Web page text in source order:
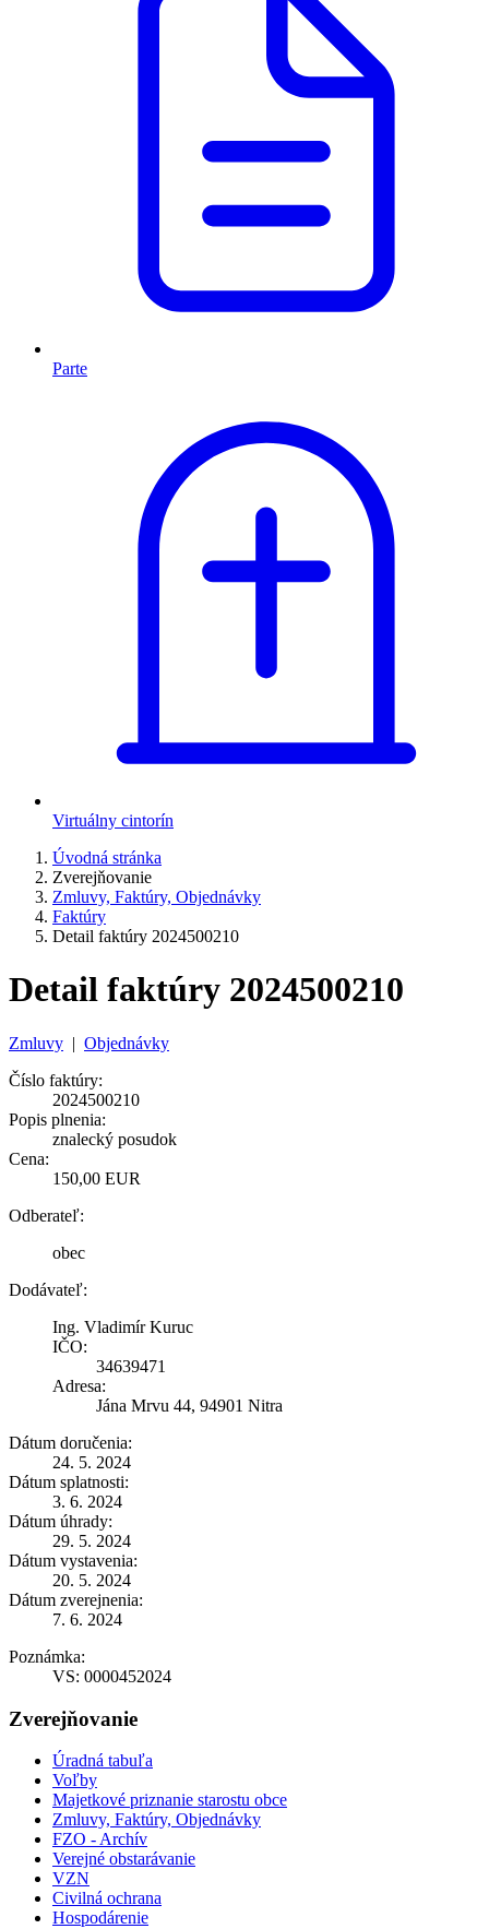
Parte
Virtuálny cintorín
Úvodná stránka
Zverejňovanie
Zmluvy, Faktúry, Objednávky
Faktúry
Detail faktúry 2024500210
Detail faktúry 2024500210
Zmluvy | Objednávky
Číslo faktúry:
2024500210
Popis plnenia:
znalecký posudok
Cena:
150,00 EUR
Odberateľ:
obec
Dodávateľ:
Ing. Vladimír Kuruc
IČO:
34639471
Adresa:
Jána Mrvu 44, 94901 Nitra
Dátum doručenia:
24. 5. 2024
Dátum splatnosti:
3. 6. 2024
Dátum úhrady:
29. 5. 2024
Dátum vystavenia:
20. 5. 2024
Dátum zverejnenia:
7. 6. 2024
Poznámka:
VS: 0000452024
Zverejňovanie
Úradná tabuľa
Voľby
Majetkové priznanie starostu obce
Zmluvy, Faktúry, Objednávky
FZO - Archív
Verejné obstarávanie
VZN
Civilná ochrana
Hospodárenie